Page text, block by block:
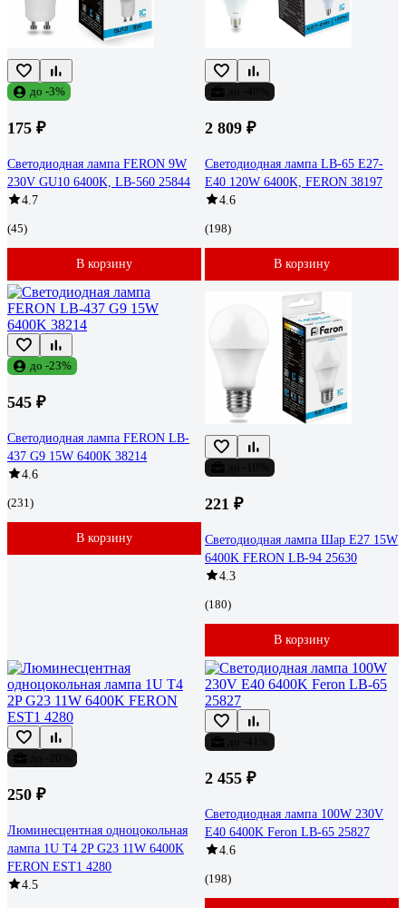
до -3%
175 ₽
Светодиодная лампа FERON 9W
230V GU10 6400K, LB-560 25844
4.7
(45)
В корзину
2 809 ₽
Светодиодная лампа LB-65 E27-
E40 120W 6400K, FERON 38197
4.6
(198)
В корзину
до -23%
545 ₽
Светодиодная лампа FERON LB-
437 G9 15W 6400K 38214
4.6
(231)
В корзину
221 ₽
Светодиодная лампа Шар E27 15W
6400K FERON LB-94 25630
4.3
(180)
В корзину
250 ₽
Люминесцентная одноцокольная
лампа 1U T4 2P G23 11W 6400K
FERON EST1 4280
4.5
2 455 ₽
Светодиодная лампа 100W 230V
E40 6400K Feron LB-65 25827
4.6
(198)